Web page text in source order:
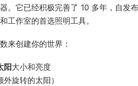
。它已经积极完善了 10 多年，自发
工作室的首选照明工具。
来创建你的世界：
阳大小和亮度
外旋转的太阳）